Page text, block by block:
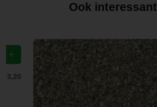
Ook interessant
€ 3,20